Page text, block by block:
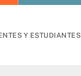
Y ESTUDIANTES